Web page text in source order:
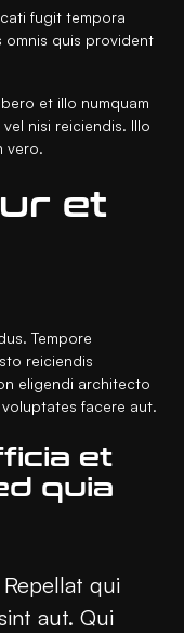
fugit tempora
omnis quis provident
et illo numquam
nisi reiciendis. Illo
vero.
et
Tempore
reiciendis
eligendi architecto
voluptates facere aut.
et
quia
qui
aut. Qui